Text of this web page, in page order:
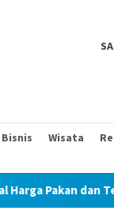
Bisnis Wisata
TAK MAU